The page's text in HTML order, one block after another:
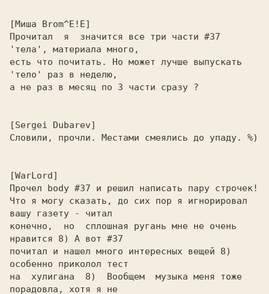
Прочитал  я  значится все три части #37
'тела', материала много,
есть что почитать. Но может лучше выпускать
'тело' раз в неделю,
а не раз в месяц по 3 части сразу ?
Словили, прочли. Местами смеялись до упаду. %)
Прочел body #37 и решил написать пару строчек!
Что я могу сказать, до сих пор я игнорировал
вашу газету - читал
конечно,  но  сплошная ругань мне не очень
нравится 8) А вот #37
почитал и нашел много интересных вещей 8)
особенно приколол тест
на  хулигана  8)  Вообщем  музыка меня тоже
порадовла, хотя я не